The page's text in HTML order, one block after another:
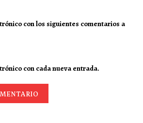
con los siguientes comentarios a
con cada nueva entrada.